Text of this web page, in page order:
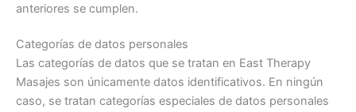
anteriores se cumplen.
Categorías de datos personales
Las categorías de datos que se tratan en East Therapy
Masajes son únicamente datos identificativos. En ningún
caso, se tratan categorías especiales de datos personales